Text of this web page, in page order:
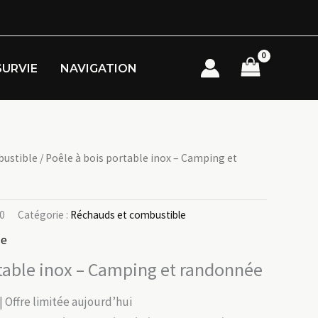
NAVIGATION
/ Poêle à bois portable inox – Camping et
Catégorie : Réchauds et combustible
inox – Camping et randonnée
| Offre limitée aujourd’hui